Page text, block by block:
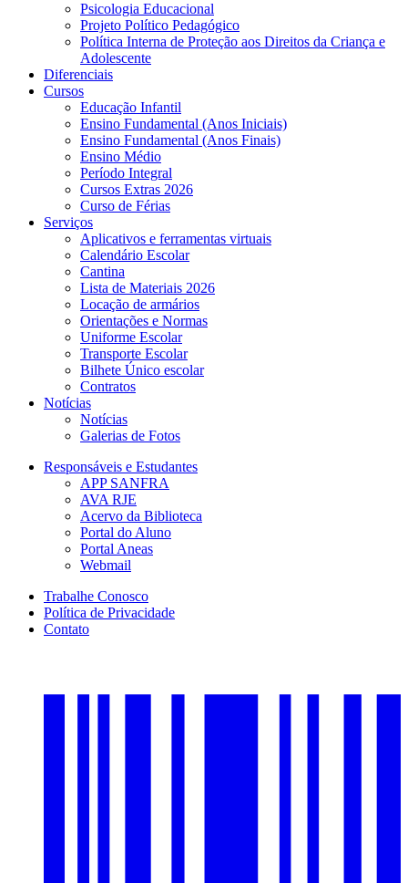
Psicologia Educacional
Projeto Político Pedagógico
Política Interna de Proteção aos Direitos da Criança e
Adolescente
Diferenciais
Cursos
Educação Infantil
Ensino Fundamental (Anos Iniciais)
Ensino Fundamental (Anos Finais)
Ensino Médio
Período Integral
Cursos Extras 2026
Curso de Férias
Serviços
Aplicativos e ferramentas virtuais
Calendário Escolar
Cantina
Lista de Materiais 2026
Locação de armários
Orientações e Normas
Uniforme Escolar
Transporte Escolar
Bilhete Único escolar
Contratos
Notícias
Notícias
Galerias de Fotos
Responsáveis e Estudantes
APP SANFRA
AVA RJE
Acervo da Biblioteca
Portal do Aluno
Portal Aneas
Webmail
Trabalhe Conosco
Política de Privacidade
Contato